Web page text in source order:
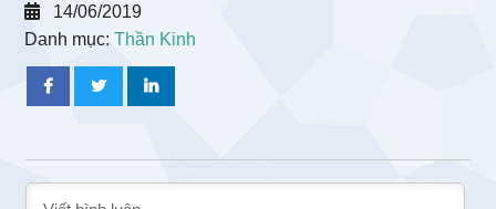
14/06/2019
Danh mục:Thần Kinh